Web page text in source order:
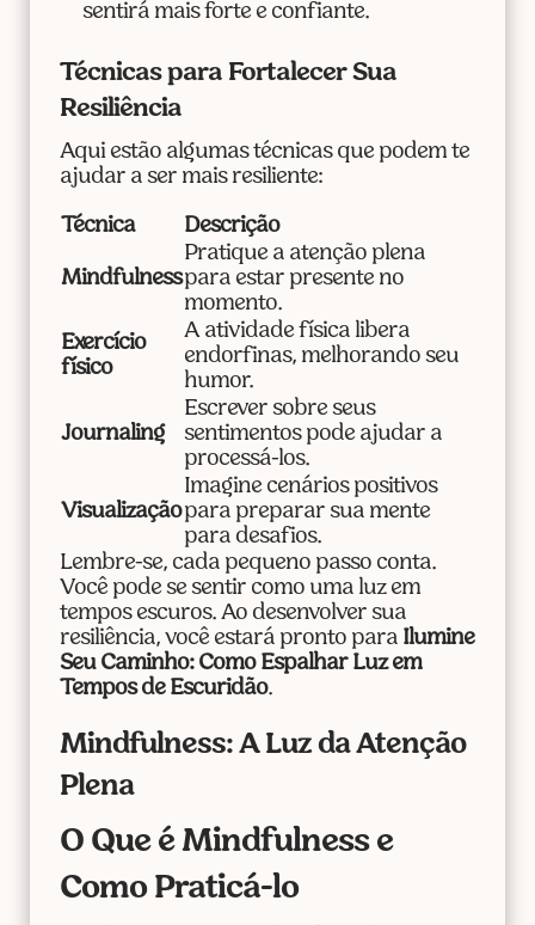
sentirá mais forte e confiante.
Técnicas para Fortalecer Sua
Resiliência
Aqui estão algumas técnicas que podem te
ajudar a ser mais resiliente:
Técnica Descrição
Mindfulness
Pratique a atenção plena
para estar presente no
momento.
Exercício
físico
A atividade física libera
endorfinas, melhorando seu
humor.
Journaling
Escrever sobre seus
sentimentos pode ajudar a
processá-los.
Visualização
Imagine cenários positivos
para preparar sua mente
para desafios.
Lembre-se, cada pequeno passo conta.
Você pode se sentir como uma luz em
tempos escuros. Ao desenvolver sua
resiliência, você estará pronto para Ilumine
Seu Caminho: Como Espalhar Luz em
Tempos de Escuridão.
Mindfulness: A Luz da Atenção
Plena
O Que é Mindfulness e
Como Praticá-lo